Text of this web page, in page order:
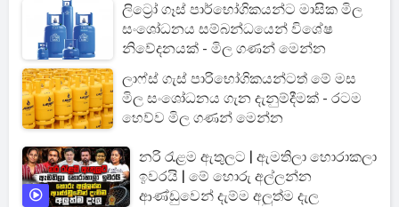
ලිට්‍රෝ ගෑස් පාර්භෝගිකයන්ට මාසික මිල
සංශෝධනය සම්බන්ධයෙන් විශේෂ
නිවේදනයක් - මිල ගණන් මෙන්න
ලාෆ්ස් ගැස් පාරිභෝගිකයන්ටත් මේ මස
මිල සංශෝධනය ගැන දැනුම්දීමක් - රටම
හෙව්ව මිල ගණන් මෙන්න
නරි රැළම ඇතුලට | ඇමතිලා හොරාකලා
ඉවරයි | මේ හොරු අල්ලන්න
ආණ්ඩුවෙන් දැම්ම අලුත්ම දැල